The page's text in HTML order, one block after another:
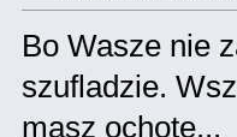
Bo Wasze nie
szufladzie.
masz ochotę...